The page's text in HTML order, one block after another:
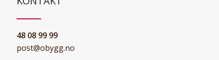
48 08 99 99
post@obygg.no